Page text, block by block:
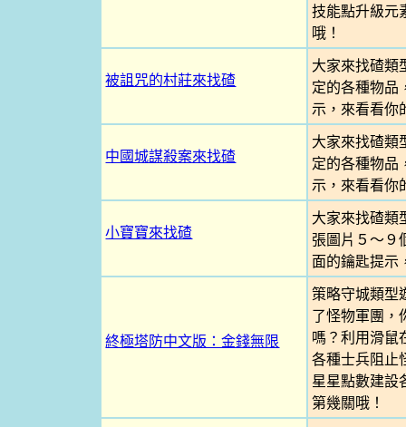
技能點升級元
哦！
被詛咒的村莊來找碴
大家來找碴類
定的各種物品
示，來看看你
中國城謀殺案來找碴
大家來找碴類
定的各種物品
示，來看看你
小寶寶來找碴
大家來找碴類
張圖片５～９
面的鑰匙提示
終極塔防中文版：金錢無限
策略守城類型
了怪物軍團，
嗎？利用滑鼠
各種士兵阻止
星星點數建設
第幾關哦！